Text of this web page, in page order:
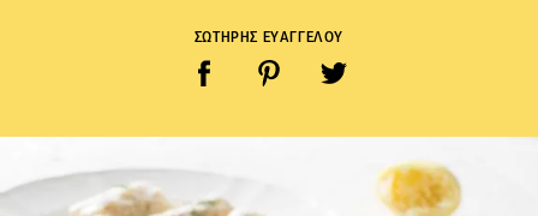
ΣΩΤΗΡΗΣ ΕΥΑΓΓΕΛΟΥ